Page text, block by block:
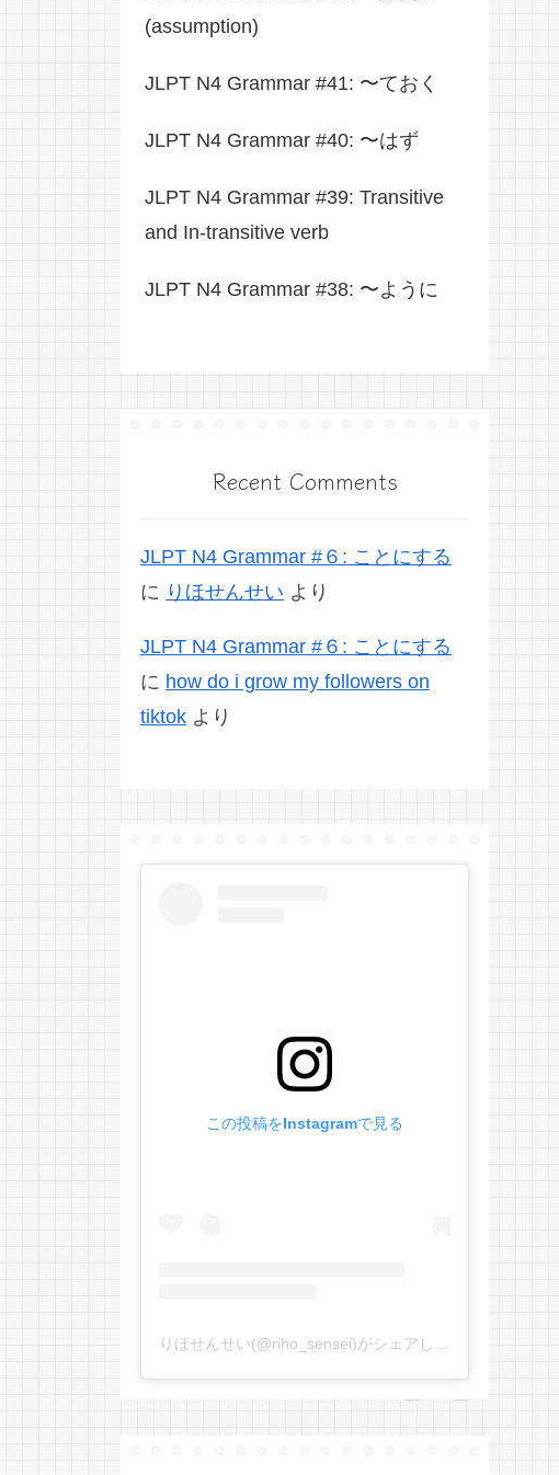
(assumption)
JLPT N4 Grammar #41: 〜ておく
JLPT N4 Grammar #40: 〜はず
JLPT N4 Grammar #39: Transitive
and In-transitive verb
JLPT N4 Grammar #38: 〜ように
Recent Comments
JLPT N4 Grammar #６: ことにする
に りほせんせい より
JLPT N4 Grammar #６: ことにする
に how do i grow my followers on
tiktok より
この投稿をInstagramで見る
りほせんせい(@riho_sensei)がシェアした投稿